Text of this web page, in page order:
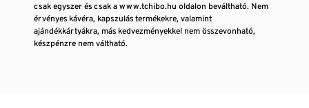
csak egyszer és csak a www.tchibo.hu oldalon beváltható. Nem
érvényes kávéra, kapszulás termékekre, valamint
ajándékkártyákra, más kedvezményekkel nem összevonható,
készpénzre nem váltható.